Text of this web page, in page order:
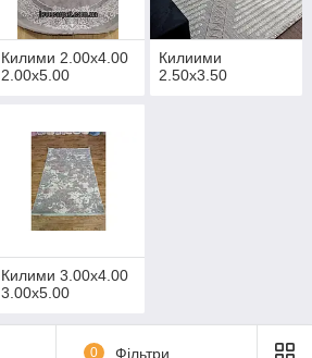
Килими 2.00х4.00
2.00х5.00
Килиими
2.50х3.50
Килими 3.00х4.00
3.00х5.00
0 Фільтри